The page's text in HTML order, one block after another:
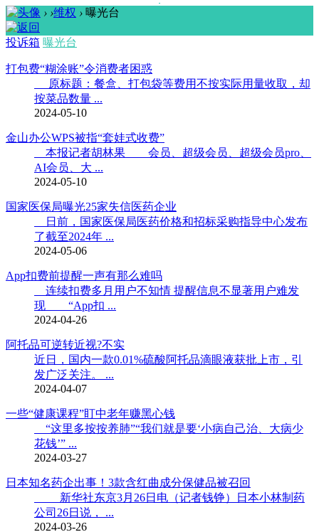
› ›维权 › 曝光台
投诉箱 曝光台
打包费“糊涂账”令消费者困惑
原标题：餐盒、打包袋等费用不按实际用量收取，却
按菜品数量 ...
2024-05-10
金山办公WPS被指“套娃式收费”
本报记者胡林果 会员、超级会员、超级会员pro、
AI会员、大 ...
2024-05-10
国家医保局曝光25家失信医药企业
日前，国家医保局医药价格和招标采购指导中心发布
了截至2024年 ...
2024-05-06
App扣费前提醒一声有那么难吗
连续扣费多月用户不知情 提醒信息不显著用户难发
现 “App扣 ...
2024-04-26
阿托品可逆转近视?不实
近日，国内一款0.01%硫酸阿托品滴眼液获批上市，引
发广泛关注。 ...
2024-04-07
一些“健康课程”盯中老年赚黑心钱
“这里多按按养肺”“我们就是要‘小病自己治、大病少
花钱’” ...
2024-03-27
日本知名药企出事！3款含红曲成分保健品被召回
新华社东京3月26日电（记者钱铮）日本小林制药
公司26日说， ...
2024-03-26